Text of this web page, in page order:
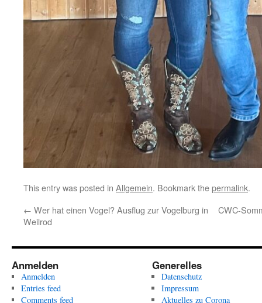
This entry was posted in Allgemein. Bookmark thepermalink.
← Wer hat einen Vogel? Ausflug zur Vogelburg in
Weilrod
CWC-
Anmelden
Anmelden
Entries feed
Comments feed
Generelles
Datenschutz
Impressum
Aktuelles zu Corona